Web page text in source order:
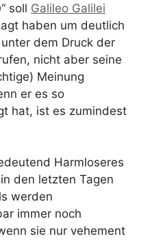
“ soll Galileo Galilei
haben um deutlich
dem Druck der
nicht aber seine
Meinung
er es so
hat, ist es zumindest
Harmloseres
den letzten Tagen
werden
immer noch
sie nur vehement